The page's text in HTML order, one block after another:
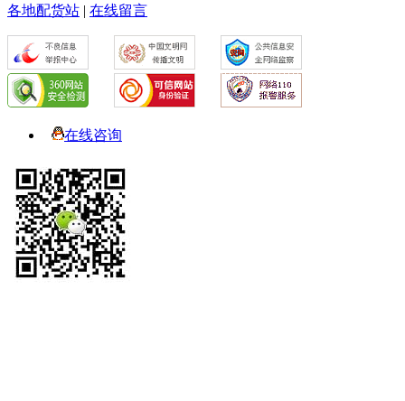
各地配货站 | 在线留言
在线咨询